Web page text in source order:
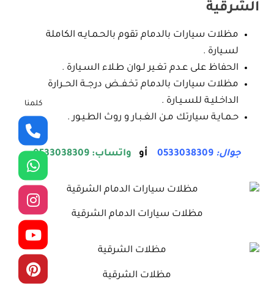
الشرقية
مظلات سيارات بالدمام تقوم بالحـمـايـه الكاملة
لسـيارة .
الحفاظ على عـدم تغـير لـوان طـلاء السـيارة .
مظلات سيارات بالدمام تخـفــض درجــة الحــرارة
الداخـليـة للسـيـارة .
حـمـايـة سيارتك مـن الغـبـار و روث الطـيـور .
جوال: أو واتساب: 0533038309
مظلات سيارات الدمام الشرقية
مظلات الشرقية
كلمنا